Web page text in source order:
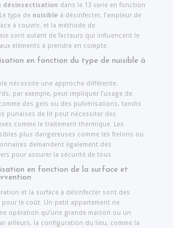
désinsectisation dans le 13 varie en fonction
type de nuisible à désinfecter, l’ampleur de
à couvrir, et la méthode de
sont autant de facteurs qui influencent le
éléments à prendre en compte :
en fonction du type de nuisible à
nécessite une approche différente.
par exemple, peut impliquer l’usage de
des gels ou des pulvérisations, tandis
punaises de lit peut nécessiter des
comme le traitement thermique. Les
plus dangereuses comme les frelons ou
demandent également des
pour assurer la sécurité de tous.
en fonction de la surface et
et la surface à désinfecter sont des
le coût. Un petit appartement ne
opération qu’une grande maison ou un
ailleurs, la configuration du lieu, comme la